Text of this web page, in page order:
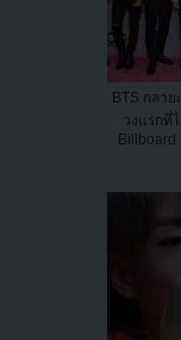
BTS กลา
วงแรกที่
Billboard